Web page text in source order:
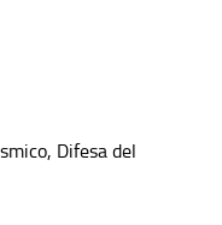
Difesa del